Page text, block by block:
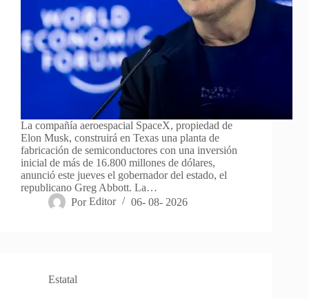
La compañía aeroespacial SpaceX, propiedad de
Elon Musk, construirá en Texas una planta de
fabricación de semiconductores con una inversión
inicial de más de 16.800 millones de dólares,
anunció este jueves el gobernador del estado, el
republicano Greg Abbott. La…
Por Editor 06- 08- 2026
Estatal